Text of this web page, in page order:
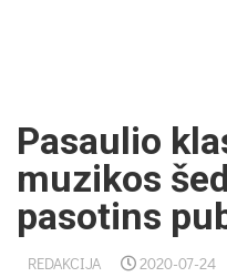
Pasaulio
muzikos
pasotins
REDAKCIJA 2020-07-24